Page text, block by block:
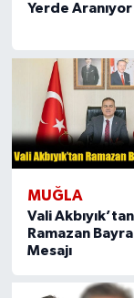
Yerde Aranıyor
MUĞLA
Vali Akbıyık’tan
Ramazan
Mesajı